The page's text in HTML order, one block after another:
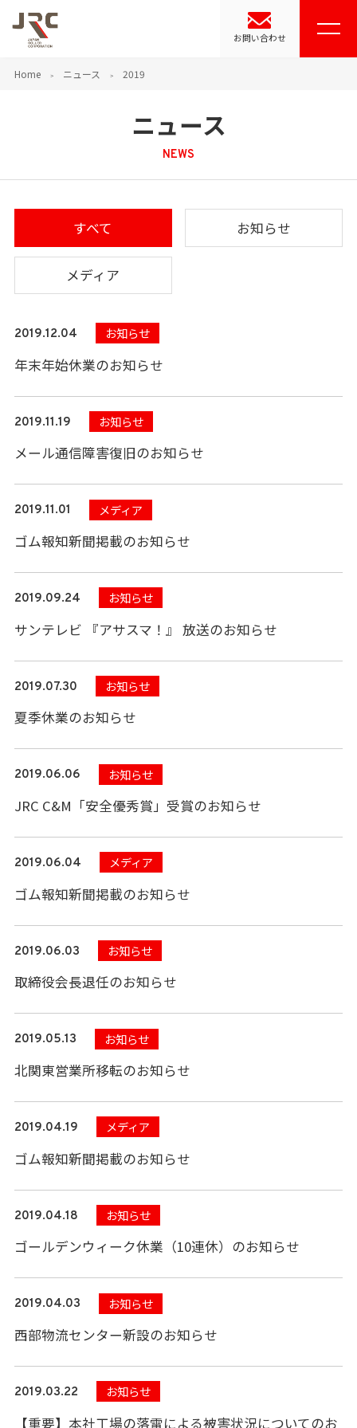
お問い合わせ
Home ニュース 2019
ニュース
NEWS
すべて お知らせ
メディア
2019.12.04 お知らせ
年末年始休業のお知らせ
2019.11.19 お知らせ
メール通信障害復旧のお知らせ
2019.11.01 メディア
ゴム報知新聞掲載のお知らせ
2019.09.24 お知らせ
サンテレビ 『アサスマ！』 放送のお知らせ
2019.07.30 お知らせ
夏季休業のお知らせ
2019.06.06 お知らせ
JRC C&M「安全優秀賞」受賞のお知らせ
2019.06.04 メディア
ゴム報知新聞掲載のお知らせ
2019.06.03 お知らせ
取締役会長退任のお知らせ
2019.05.13 お知らせ
北関東営業所移転のお知らせ
2019.04.19 メディア
ゴム報知新聞掲載のお知らせ
2019.04.18 お知らせ
ゴールデンウィーク休業（10連休）のお知らせ
2019.04.03 お知らせ
西部物流センター新設のお知らせ
2019.03.22 お知らせ
【重要】本社工場の落雷による被害状況についてのお